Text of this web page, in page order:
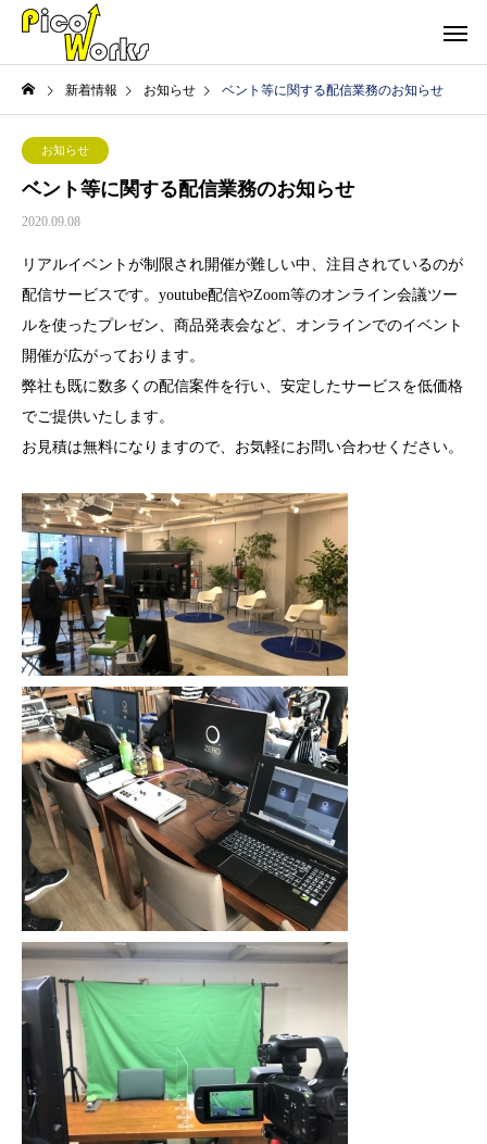
新着情報 お知らせ ベント等に関する配信業務のお知らせ
お知らせ
ベント等に関する配信業務のお知らせ
2020.09.08
リアルイベントが制限され開催が難しい中、注目されているのが
配信サービスです。youtube配信やZoom等のオンライン会議ツー
ルを使ったプレゼン、商品発表会など、オンラインでのイベント
開催が広がっております。
弊社も既に数多くの配信案件を行い、安定したサービスを低価格
でご提供いたします。
お見積は無料になりますので、お気軽にお問い合わせください。